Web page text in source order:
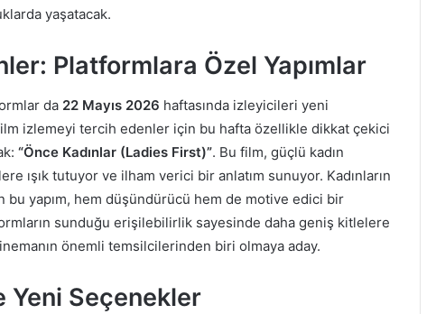
yaşatacak.
Platformlara Özel Yapımlar
da 22 Mayıs 2026 haftasında izleyicileri yeni
izlemeyi tercih edenler için bu hafta özellikle dikkat çekici
“Önce Kadınlar (Ladies First)”. Bu film, güçlü kadın
ışık tutuyor ve ilham verici bir anlatım sunuyor. Kadınların
bu yapım, hem düşündürücü hem de motive edici bir
sunduğu erişilebilirlik sayesinde daha geniş kitlelere
önemli temsilcilerinden biri olmaya aday.
Seçenekler